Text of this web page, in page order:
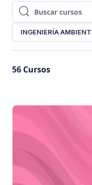
Buscar cursos
Buscar cursos
INGENIERÍA
56 Cursos